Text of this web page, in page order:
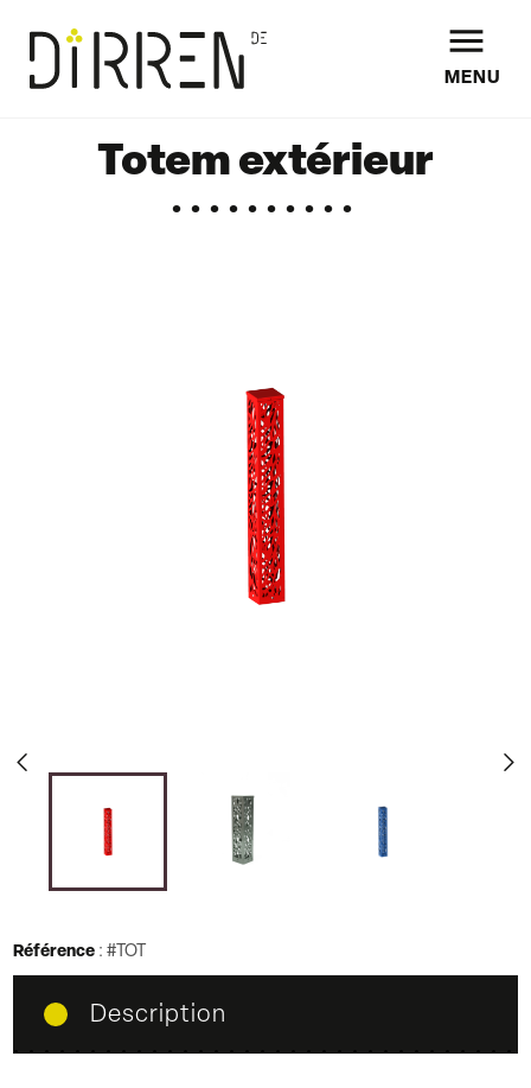

MENU
Totem extérieur
d c
Référence : #TOT
Description